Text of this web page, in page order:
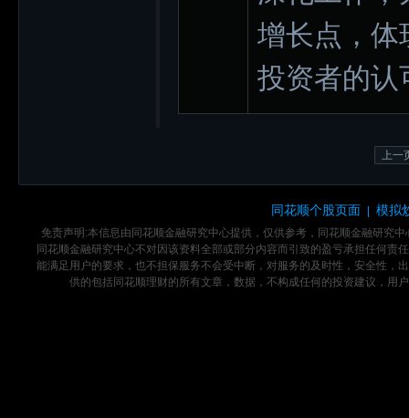
增长点，体
投资者的认
上一
同花顺个股页面 模拟
免责声明:本信息由同花顺金融研究中心提供，仅供参考，同花顺金融研究
同花顺金融研究中心不对因该资料全部或部分内容而引致的盈亏承担任何
能满足用户的要求，也不担保服务不会受中断，对服务的及时性，安全性，
供的包括同花顺理财的所有文章，数据，不构成任何的投资建议，用